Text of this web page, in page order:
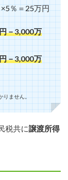
％＝25万円
－3,000万
－3,000万
りません。
税共に譲渡所得